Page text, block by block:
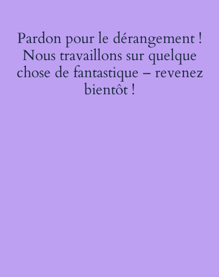
Pardon pour le dérangement !
Nous travaillons sur quelque
chose de fantastique – revenez
bientôt !